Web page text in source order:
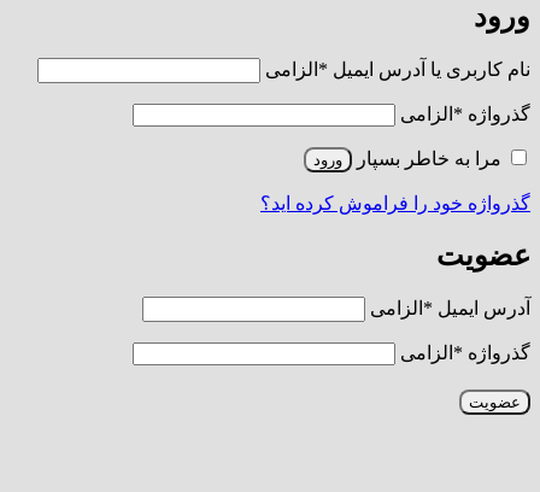
ورود
نام کاربری یا آدرس ایمیل * الزامی
گذرواژه * الزامی
مرا به خاطر بسپار ورود
گذرواژه خود را فراموش کرده اید؟
عضویت
آدرس ایمیل * الزامی
گذرواژه * الزامی
عضویت